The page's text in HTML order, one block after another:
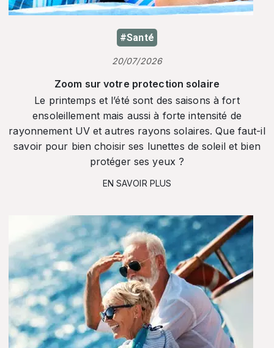
#Santé
20/07/2026
Zoom sur votre protection solaire
Le printemps et l’été sont des saisons à fort
ensoleillement mais aussi à forte intensité de
rayonnement UV et autres rayons solaires. Que faut-il
savoir pour bien choisir ses lunettes de soleil et bien
protéger ses yeux ?
EN SAVOIR PLUS